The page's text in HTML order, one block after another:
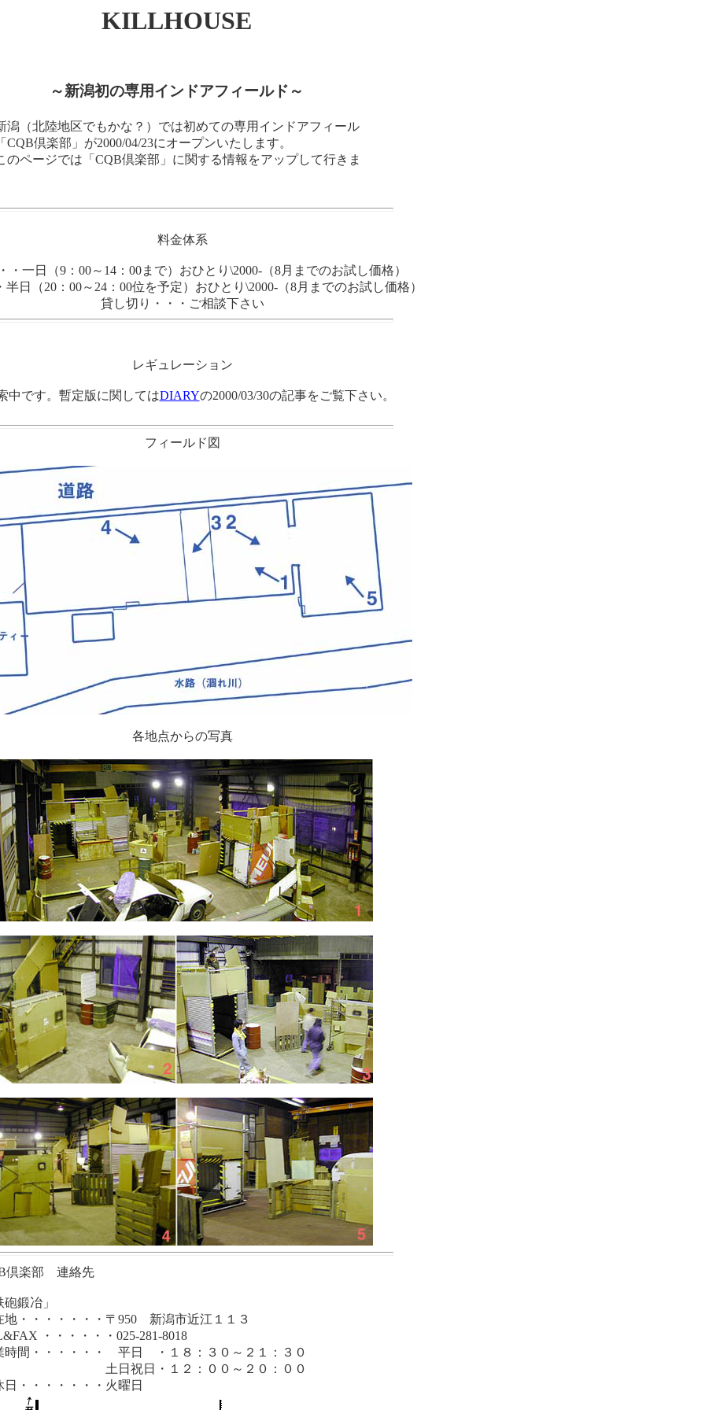
KILLHOUSE
～新潟初の専用インドアフィールド～
（北陸地区でもかな？）では初めての専用インドアフィール
CQB倶楽部」が2000/04/23にオープンいたします。
ページでは「CQB倶楽部」に関する情報をアップして行きま
料金体系
一日（9：00～14：00まで）おひとり\2000-（8月までのお試し価格）
日（20：00～24：00位を予定）おひとり\2000-（8月までのお試し価格）
貸し切り・・・ご相談下さい
レギュレーション
です。暫定版に関してはDIARYの2000/03/30の記事をご覧下さい。
フィールド図
各地点からの写真
倶楽部 連絡先
砲鍛冶」
地・・・・・・・〒950 新潟市近江１１３
・・・・・・025-281-8018
時間・・・・・・ 平日 ・１８：３０～２１：３０
祝日・１２：００～２０：００
日・・・・・・・火曜日